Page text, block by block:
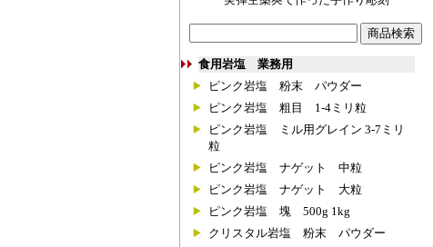
食用岩塩 業務用
ピンク岩塩 粉末 パウダー
ピンク岩塩 粗目 1-4ミリ粒
ピンク岩塩 ミル用グレイン 3-7ミリ
粒
ピンク岩塩 ナゲット 中粒
ピンク岩塩 ナゲット 大粒
ピンク岩塩 塊 500g 1kg
クリスタル岩塩 粉末 パウダー